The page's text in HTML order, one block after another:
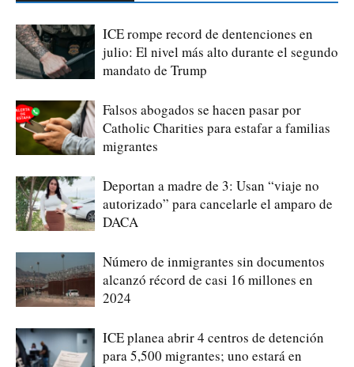
ICE rompe record de dentenciones en
julio: El nivel más alto durante el segundo
mandato de Trump
Falsos abogados se hacen pasar por
Catholic Charities para estafar a familias
migrantes
Deportan a madre de 3: Usan “viaje no
autorizado” para cancelarle el amparo de
DACA
Número de inmigrantes sin documentos
alcanzó récord de casi 16 millones en
2024
ICE planea abrir 4 centros de detención
para 5,500 migrantes; uno estará en